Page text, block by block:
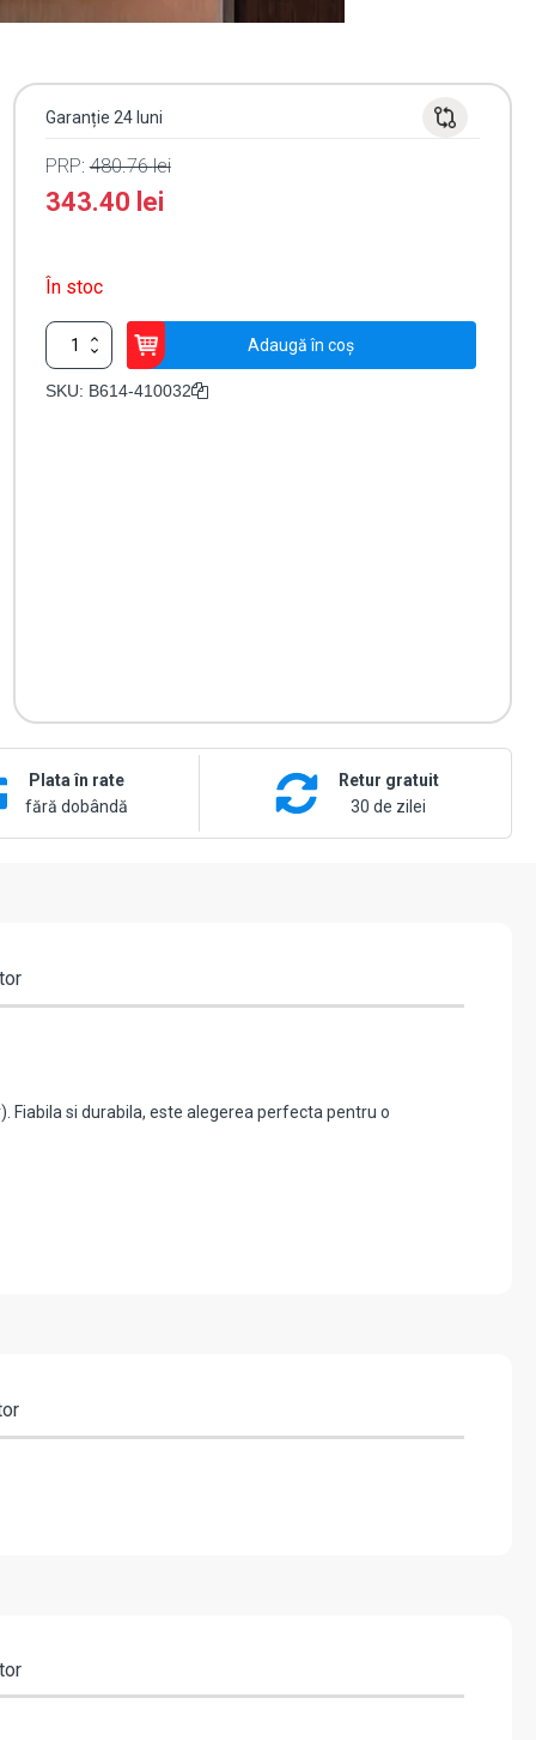
Garanție 24 luni
PRP:480.76lei
343.40 lei
În stoc
Cantitate
Lampa
integrata
Adaugă în coș
SKU: B614-410032
Plata în rate
fără dobândă
Retur gratuit
30 de zilei
Fiabila si durabila, este alegerea perfecta pentru o